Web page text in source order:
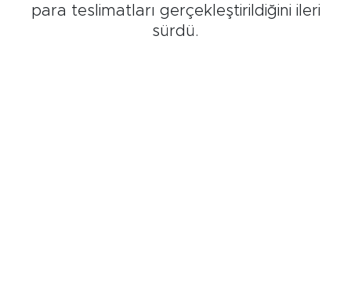
para teslimatları gerçekleştirildiğini ileri
sürdü.